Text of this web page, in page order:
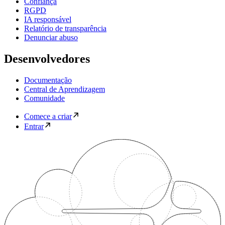
RGPD
IA responsável
Relatório de transparência
Denunciar abuso
Desenvolvedores
Documentação
Central de Aprendizagem
Comunidade
Comece a criar
Entrar